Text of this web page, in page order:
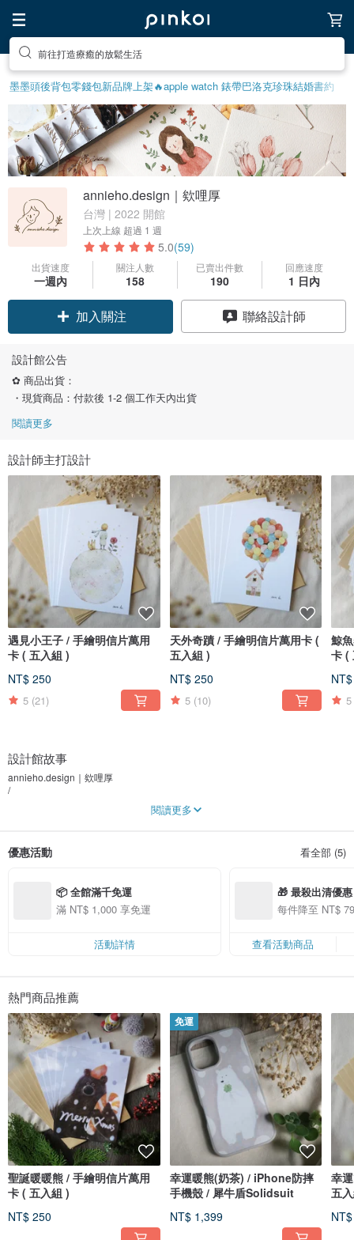
前往打造療癒的放鬆生活
墨墨頭後背包零錢包新品牌上架🔥apple watch 錶帶巴洛克珍珠結婚書約
annieho.design｜欸哩厚
台灣 | 2022 開館
上次上線 超過 1 週
5.0(59)
出貨速度
一週內
關注人數
158
已賣出件數
190
回應速度
1 日內
加入關注 聯絡設計師
設計館公告
✿ 商品出貨：
・現貨商品：付款後 1-2 個工作天內出貨
閱讀更多
設計師主打設計
遇見小王子 / 手繪明信片萬用
卡 ( 五入組 )
NT$ 250
5 (21)
天外奇蹟 / 手繪明信片萬用卡 (
五入組 )
NT$ 250
5 (10)
鯨
卡 (
5
設計館故事
annieho.design｜欸哩厚
/
喜歡插畫，也喜歡音樂；喜歡想像，更喜歡創作。
期許心中的美好能被大家所看見，讓看到自己創作的人能體會生活的不一樣，喚
內有欸哩厚設計的小小商品，未來會陸陸續續新增，
閱讀更多
優惠活動 看全部 (5)
📦 全館滿千免運
滿 NT$ 1,000 享免運
活動詳情
🎁 最殺出清優惠
每件降至 NT$
查看活動商品
熱門商品推薦
聖誕暖暖熊 / 手繪明信片萬用
卡 ( 五入組 )
NT$ 250
免運
幸運暖熊(奶茶) / iPhone防摔
手機殼 / 犀牛盾Solidsuit
NT$ 1,399
幸
五